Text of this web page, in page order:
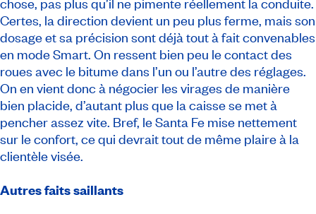
Certes, la direction devient un peu plus ferme, mais son
dosage et sa précision sont déjà tout à fait convenables
en mode Smart. On ressent bien peu le contact des
roues avec le bitume dans l’un ou l’autre des réglages.
On en vient donc à négocier les virages de manière
bien placide, d’autant plus que la caisse se met à
pencher assez vite. Bref, le Santa Fe mise nettement
sur le confort, ce qui devrait tout de même plaire à la
clientèle visée.
Autres faits saillants